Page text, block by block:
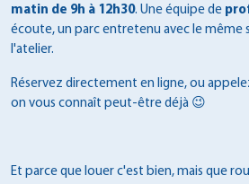
matin de 9h à 12h30. Une équipe de
écoute, un parc entretenu avec le même
l'atelier.
Réservez directement en ligne, ou
on vous connaît peut-être déjà 😉
Et parce que louer c'est bien, mais que